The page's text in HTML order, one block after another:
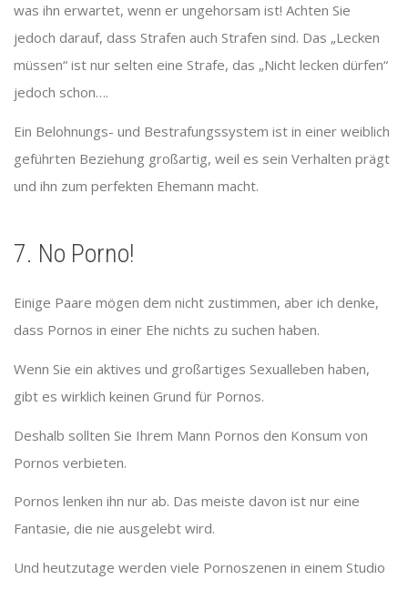
was ihn erwartet, wenn er ungehorsam ist! Achten Sie
jedoch darauf, dass Strafen auch Strafen sind. Das „Lecken
müssen“ ist nur selten eine Strafe, das „Nicht lecken dürfen“
jedoch schon….
Ein Belohnungs- und Bestrafungssystem ist in einer weiblich
geführten Beziehung großartig, weil es sein Verhalten prägt
und ihn zum perfekten Ehemann macht.
7. No Porno!
Einige Paare mögen dem nicht zustimmen, aber ich denke,
dass Pornos in einer Ehe nichts zu suchen haben.
Wenn Sie ein aktives und großartiges Sexualleben haben,
gibt es wirklich keinen Grund für Pornos.
Deshalb sollten Sie Ihrem Mann Pornos den Konsum von
Pornos verbieten.
Pornos lenken ihn nur ab. Das meiste davon ist nur eine
Fantasie, die nie ausgelebt wird.
Und heutzutage werden viele Pornoszenen in einem Studio